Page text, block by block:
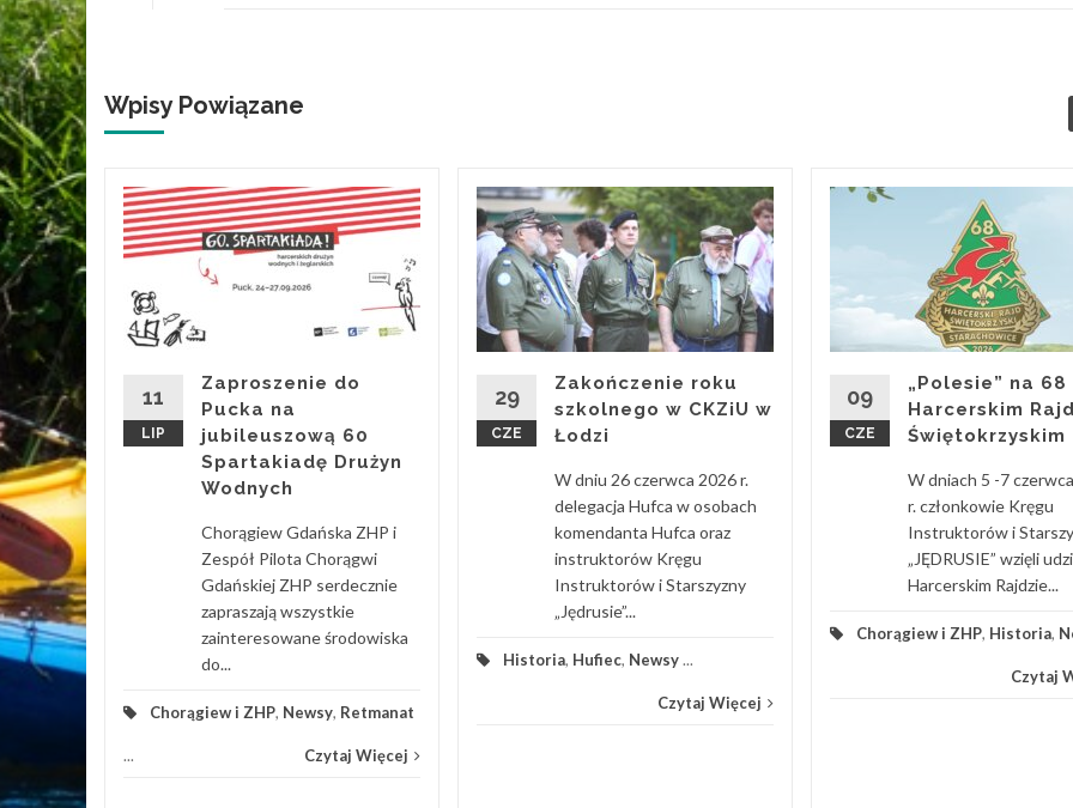
Wpisy Powiązane
w
do
Hufiec...
11
LIP
Zaproszenie do
Pucka na
jubileuszową 60
Spartakiadę Drużyn
Wodnych
Chorągiew Gdańska ZHP i
Zespół Pilota Chorągwi
Gdańskiej ZHP serdecznie
zapraszają wszystkie
zainteresowane środowiska
do...
Chorągiew i ZHP, Newsy, Retmanat
... Czytaj Więcej
29
CZE
Zakończenie roku
szkolnego w CKZiU w
Łodzi
W dniu 26 czerwca 2026 r.
delegacja Hufca w osobach
komendanta Hufca oraz
instruktorów Kręgu
Instruktorów i Starszyzny
„Jędrusie”...
Historia, Hufiec, Newsy...
Czytaj Więcej
09
CZE
„Polesie” na 68
Harcerskim
Świętokrzyskim
W dniach 5 -7
r. członkowie Kręgu
Instruktorów i
„JĘDRUSIE” wzięli
Harcerskim Rajdzie...
Chorągiew i ZHP, Historia,
Czytaj